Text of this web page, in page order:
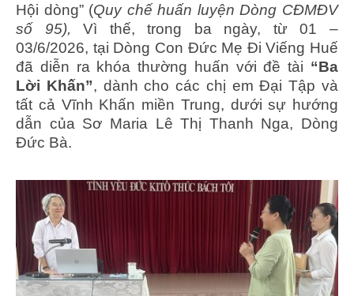
Hội dòng” (Quy chế huấn luyện Dòng CĐMĐV
số 95), Vì thế, trong ba ngày, từ 01 –
03/6/2026, tại Dòng Con Đức Mẹ Đi Viếng Huế
đã diễn ra khóa thường huấn với đề tài “Ba
Lời Khấn”, dành cho các chị em Đại Tập và
tất cả Vĩnh Khấn miền Trung, dưới sự hướng
dẫn của Sơ Maria Lê Thị Thanh Nga, Dòng
Đức Bà.